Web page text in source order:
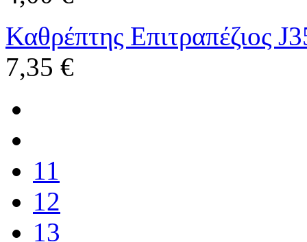
Καθρέπτης Επιτραπέζιος
7,35 €
11
12
13